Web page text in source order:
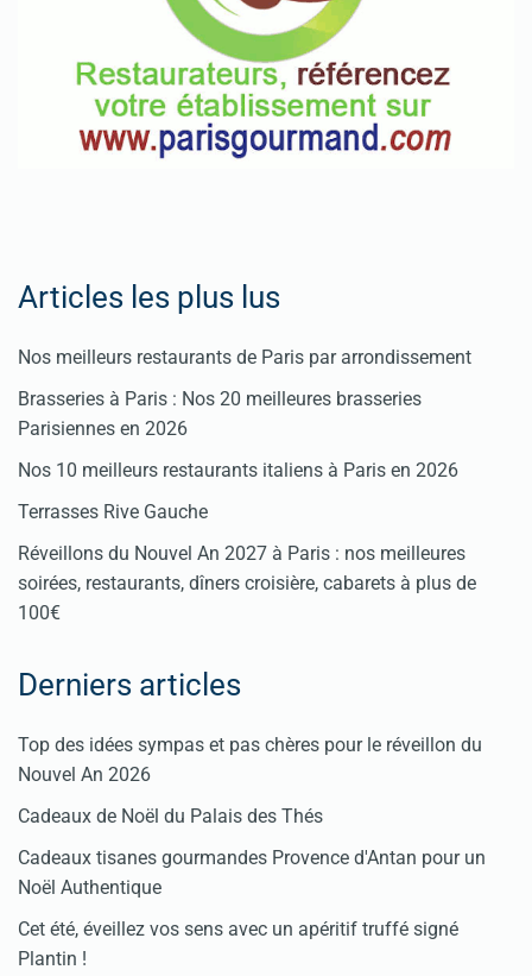
Articles les plus lus
Nos meilleurs restaurants de Paris par arrondissement
Brasseries à Paris : Nos 20 meilleures brasseries
Parisiennes en 2026
Nos 10 meilleurs restaurants italiens à Paris en 2026
Terrasses Rive Gauche
Réveillons du Nouvel An 2027 à Paris : nos meilleures
soirées, restaurants, dîners croisière, cabarets à plus de
100€
Derniers articles
Top des idées sympas et pas chères pour le réveillon du
Nouvel An 2026
Cadeaux de Noël du Palais des Thés
Cadeaux tisanes gourmandes Provence d'Antan pour un
Noël Authentique
Cet été, éveillez vos sens avec un apéritif truffé signé
Plantin !